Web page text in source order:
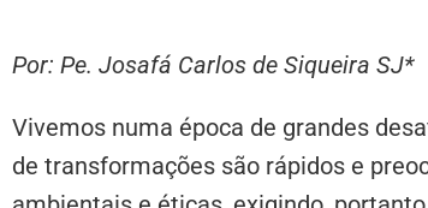
Por: Pe. Josafá Carlos de Siqueira SJ*
Vivemos numa época de grandes
de transformações são rápidos e